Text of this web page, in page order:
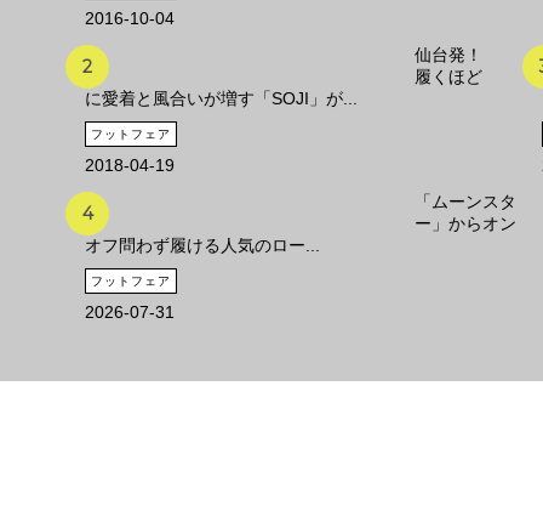
2016-10-04
仙台発！
履くほど
に愛着と風合いが増す「SOJI」が...
フットフェア
2018-04-19
「ムーンスタ
ー」からオン
オフ問わず履ける人気のロー...
フットフェア
2026-07-31